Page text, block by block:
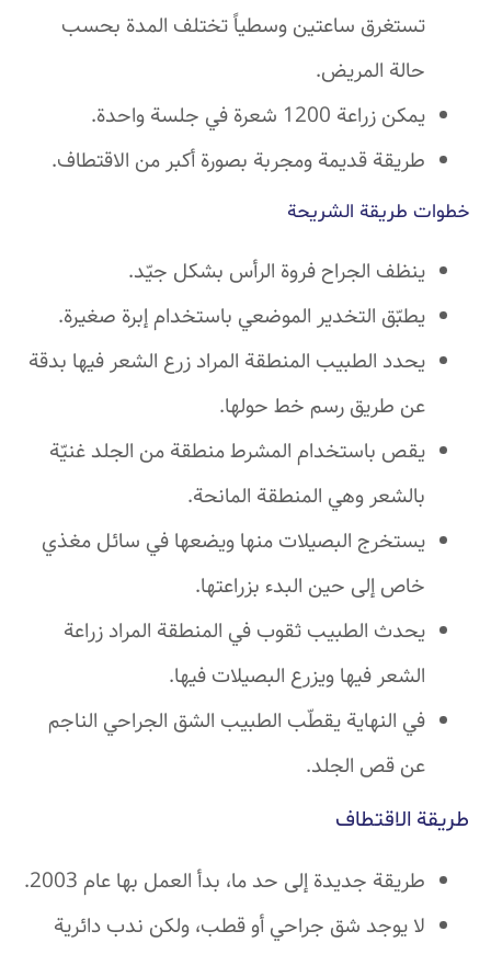
تستغرق ساعتين وسطياً تختلف المدة بحسب
حالة المريض.
يمكن زراعة 1200 شعرة في جلسة واحدة.
طريقة قديمة ومجربة بصورة أكبر من الاقتطاف.
خطوات طريقة الشريحة
ينظف الجراح فروة الرأس بشكل جيّد.
يطبّق التخدير الموضعي باستخدام إبرة صغيرة.
يحدد الطبيب المنطقة المراد زرع الشعر فيها بدقة
عن طريق رسم خط حولها.
يقص باستخدام المشرط منطقة من الجلد غنيّة
بالشعر وهي المنطقة المانحة.
يستخرج البصيلات منها ويضعها في سائل مغذي
خاص إلى حين البدء بزراعتها.
يحدث الطبيب ثقوب في المنطقة المراد زراعة
الشعر فيها ويزرع البصيلات فيها.
في النهاية يقطّب الطبيب الشق الجراحي الناجم
عن قص الجلد.
طريقة الاقتطاف
طريقة جديدة إلى حد ما، بدأ العمل بها عام 2003.
لا يوجد شق جراحي أو قطب، ولكن ندب دائرية